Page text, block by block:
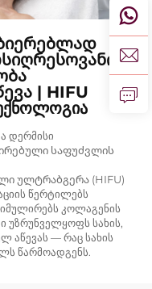
| HIFU
დერმისი
საფუძვლის
ულტრაბგერა (HIFU)
წერტილებს
კოლაგენის
უზრუნველყოფს სახის,
აწევას — რაც სახის
წარმოადგენს.